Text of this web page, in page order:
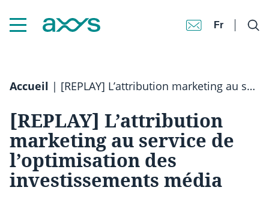
Fr
Accueil | [REPLAY] L’attribution marketing au service de l’optimisation des investissements média
[REPLAY] L’attribution
marketing au service de
l’optimisation des
investissements média